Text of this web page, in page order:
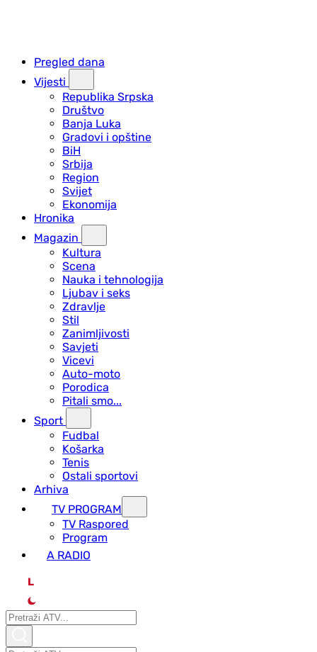
Pregled dana
Vijesti
Republika Srpska
Društvo
Banja Luka
Gradovi i opštine
BiH
Srbija
Region
Svijet
Ekonomija
Hronika
Magazin
Kultura
Scena
Nauka i tehnologija
Ljubav i seks
Zdravlje
Stil
Zanimljivosti
Savjeti
Vicevi
Auto-moto
Porodica
Pitali smo...
Sport
Fudbal
Košarka
Tenis
Ostali sportovi
Arhiva
TV PROGRAM
ТV Raspored
Program
A RADIO
L